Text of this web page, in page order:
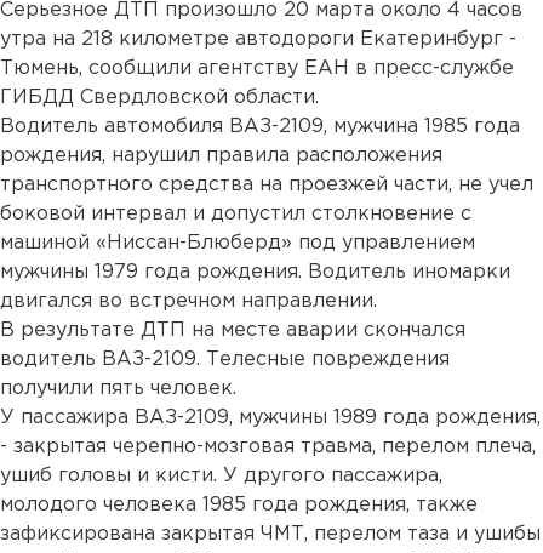
Серьезное ДТП произошло 20 марта около 4 часов
утра на 218 километре автодороги Екатеринбург -
Тюмень, сообщили агентству ЕАН в пресс-службе
ГИБДД Свердловской области.
Водитель автомобиля ВАЗ-2109, мужчина 1985 года
рождения, нарушил правила расположения
транспортного средства на проезжей части, не учел
боковой интервал и допустил столкновение с
машиной «Ниссан-Блюберд» под управлением
мужчины 1979 года рождения. Водитель иномарки
двигался во встречном направлении.
В результате ДТП на месте аварии скончался
водитель ВАЗ-2109. Телесные повреждения
получили пять человек.
У пассажира ВАЗ-2109, мужчины 1989 года рождения,
- закрытая черепно-мозговая травма, перелом плеча,
ушиб головы и кисти. У другого пассажира,
молодого человека 1985 года рождения, также
зафиксирована закрытая ЧМТ, перелом таза и ушибы